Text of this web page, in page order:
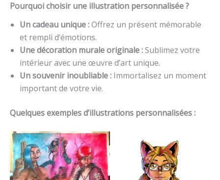
Pourquoi choisir une illustration personnalisée ?
Un cadeau unique :Offrez un présent mémorable
et rempli d’émotions.
Une décoration murale originale :Sublimez votre
intérieur avec une œuvre d’art unique.
Un souvenir inoubliable : Immortalisez un moment
important de votre vie.
Quelques exemples d’illustrations personnalisées :